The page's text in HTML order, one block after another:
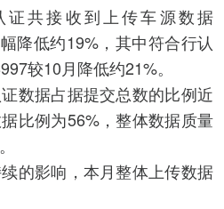
证共接收到上传车源数据
降低约19%，其中符合行认
较10月降低约21%。
数据占据提交总数的比例近
比例为56%，整体数据质量
的影响，本月整体上传数据